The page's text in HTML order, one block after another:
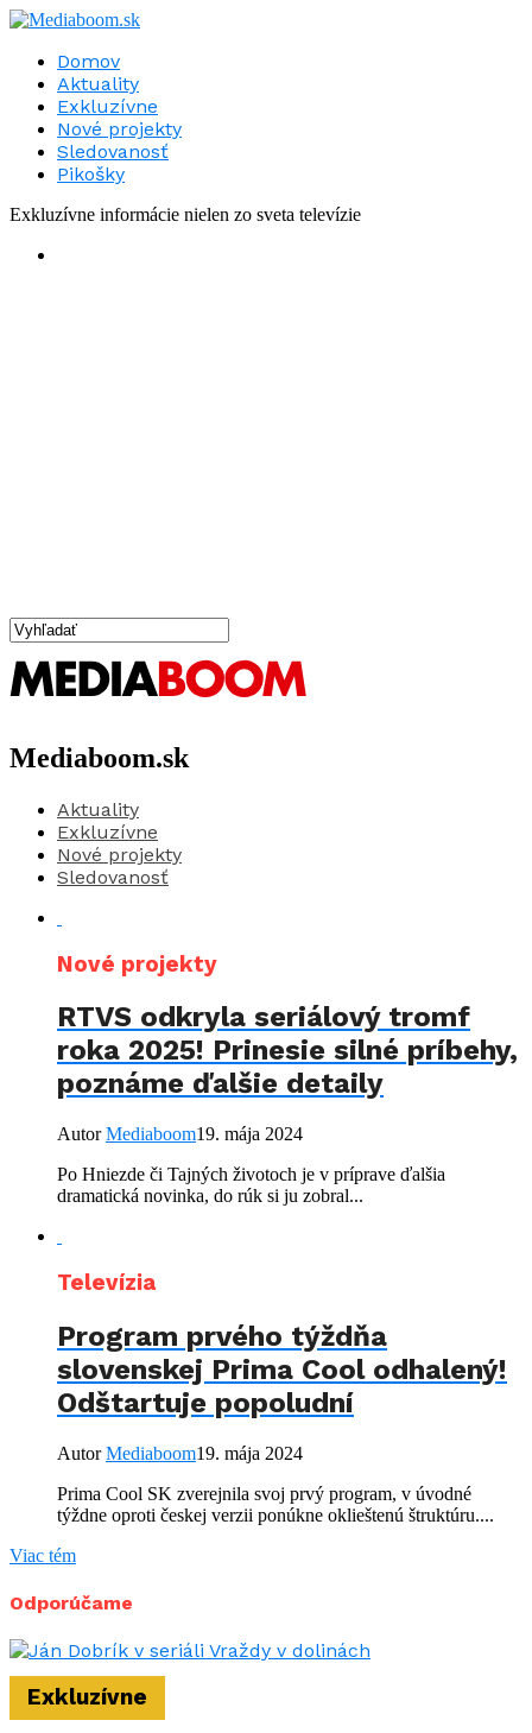
Domov
Aktuality
Exkluzívne
Nové projekty
Sledovanosť
Pikošky
Exkluzívne informácie nielen zo sveta televízie
Mediaboom.sk
Aktuality
Exkluzívne
Nové projekty
Sledovanosť
Nové projekty
RTVS odkryla seriálový tromf
roka 2025! Prinesie silné príbehy,
poznáme ďalšie detaily
AutorMediaboom19. mája 2024
Po Hniezde či Tajných životoch je v príprave ďalšia
dramatická novinka, do rúk si ju zobral...
Televízia
Program prvého týždňa
slovenskej Prima Cool odhalený!
Odštartuje popoludní
AutorMediaboom19. mája 2024
Prima Cool SK zverejnila svoj prvý program, v úvodné
týždne oproti českej verzii ponúkne oklieštenú štruktúru....
Viac tém
Odporúčame
Exkluzívne